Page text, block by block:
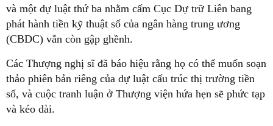
và một dự luật thứ ba nhằm cấm Cục Dự trữ Liên bang
phát hành tiền kỹ thuật số của ngân hàng trung ương
(CBDC) vẫn còn gập ghềnh.
Các Thượng nghị sĩ đã báo hiệu rằng họ có thể muốn soạn
thảo phiên bản riêng của dự luật cấu trúc thị trường tiền
số, và cuộc tranh luận ở Thượng viện hứa hẹn sẽ phức tạp
và kéo dài.